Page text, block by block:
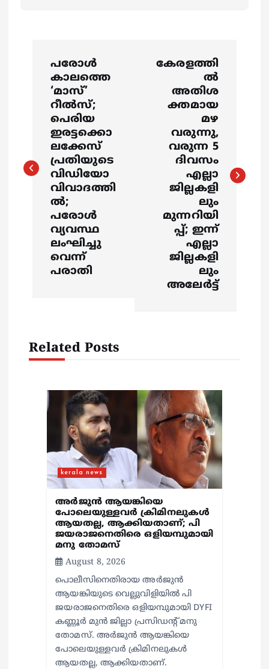
n
t
പരോള്‍
കാലത്തെ
‘മാസ്’
റീല്‍സ്;
പെരിയ
ഇരട്ടക്കൊ
ലക്കേസ്
പ്രതിയുടെ
വിഡിയോ
വിവാദത്തി
ല്‍;
പരോള്‍
വ്യവസ്ഥ
ലംഘിച്ചു
വെന്ന്
പരാതി
കേരളത്തി
ൽ
അതിശ
ക്തമായ
മഴ
വരുന്നു,
വരുന്ന 5
ദിവസം
എല്ലാ
ജില്ലകളി
ലും
മുന്നറിയി
പ്പ്; ഇന്ന്
എല്ലാ
ജില്ലകളി
ലും
അലേർട്ട്
Related Posts
kerala news
അർജുൻ ആയങ്കിയെ
പോലെയുള്ളവർ ക്രിമിനലുകൾ
ആയതല്ല, ആക്കിയതാണ്; പി
ജയരാജനെതിരെ ഒളിയമ്പുമായി
മനു തോമസ്
August 8, 2026
പൊലീസിനെതിരായ അർജുൻ
ആയങ്കിയുടെ വെല്ലുവിളിയിൽ പി
ജയരാജനെതിരെ ഒളിയമ്പുമായി DYFI
കണ്ണൂർ മുൻ ജില്ലാ പ്രസിഡന്റ് മനു
തോമസ്. അർജുൻ ആയങ്കിയെ
പോലെയുള്ളവർ ക്രിമിനലുകൾ
ആയതല്ല, ആക്കിയതാണ്.